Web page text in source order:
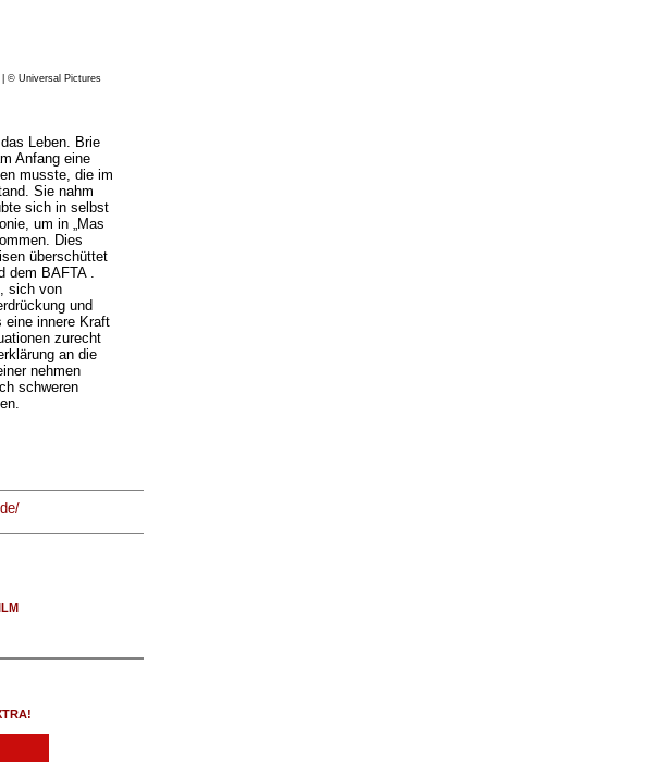
| © Universal Pictures
Leben. Brie
Anfang eine
musste, die im
Sie nahm
sich in selbst
um in „Mas
Dies
überschüttet
dem BAFTA .
sich von
und
eine innere Kraft
zurecht
an die
nehmen
schweren